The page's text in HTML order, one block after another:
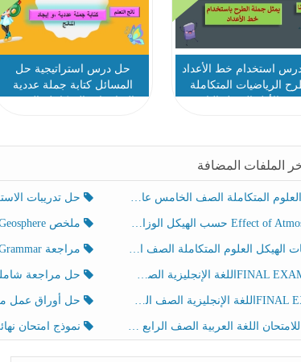
استخدام خط الأعداد
الرياضيات المتكاملة
الأول الفصل الثاني
حل درس استراتيجية حل
المسائل كتابة جملة عددية
الرياضيات المتكاملة الصف
الملفات المضافة
الصف الخامس عام الفصل الدراسي الثالث 2025-2026 حل تدريبات الاستعداد
ملخص Effect of Geosphere حسب الهيكل الوزاري العلوم المتكاملة الصف الخامس انسبير الفصل الثالث
المتكاملة الصف الخامس انسبير الفصل الثالث مراجعة Review Grammar حسب الهيكل اللغة الإنجليزية الصف الخامس الفصل الثالث
حل مراجعة شاملة
حل أوراق عمل مراجعة الاختبار
اللغة العربية الصف الرابع الفصل الثالث نموذج امتحان نهائي